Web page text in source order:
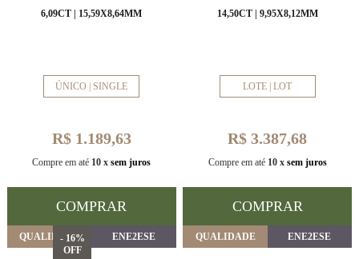
6,09CT | 15,59X8,64MM
ÚNICO | SINGLE
R$ 1.189,63
Compre em até 10 x sem juros
COMPRAR
14,50CT | 9,95X8,12MM
LOTE | LOT
R$ 3.387,68
Compre em até 10 x sem juros
COMPRAR
- 16%
OFF
QUALIDADE ENE2ESE QUALIDADE ENE2ESE